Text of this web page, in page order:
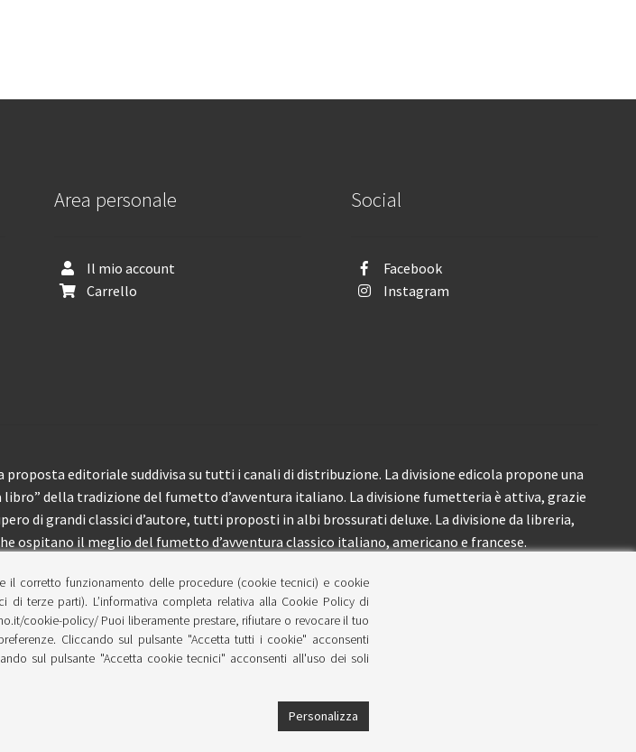
Area personale
Il mio account
Carrello
Social
Facebook
Instagram
editoriale suddivisa su tutti i canali di distribuzione. La divisione edicola propone una
della tradizione del fumetto d’avventura italiano. La divisione fumetteria è attiva, grazie
di grandi classici d’autore, tutti proposti in albi brossurati deluxe. La divisione da libreria,
ospitano il meglio del fumetto d’avventura classico italiano, americano e francese.
il corretto funzionamento delle procedure (cookie tecnici) e cookie
terze parti). L’informativa completa relativa alla Cookie Policy di
cookie-policy/ Puoi liberamente prestare, rifiutare o revocare il tuo
Cliccando sul pulsante "Accetta tutti i cookie" acconsenti
sul pulsante "Accetta cookie tecnici" acconsenti all'uso dei soli
Personalizza